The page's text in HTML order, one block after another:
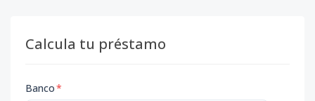
Calcula tu préstamo
Banco*